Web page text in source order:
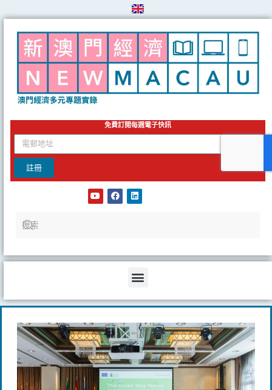
to
content
免費訂閱每週電子快訊
email
註冊
Y
o
F
a
L
i
Menu